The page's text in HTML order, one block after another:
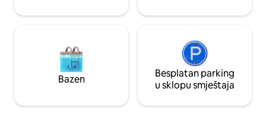
Bazen
Besplatan parking
u sklopu smještaja